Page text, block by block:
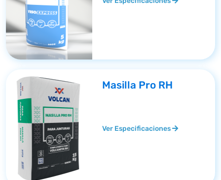
Masilla Pro RH
Ver Especificaciones